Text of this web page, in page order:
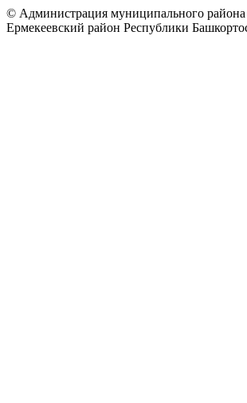
© Администрация муниципального района
Ермекеевский район Республики